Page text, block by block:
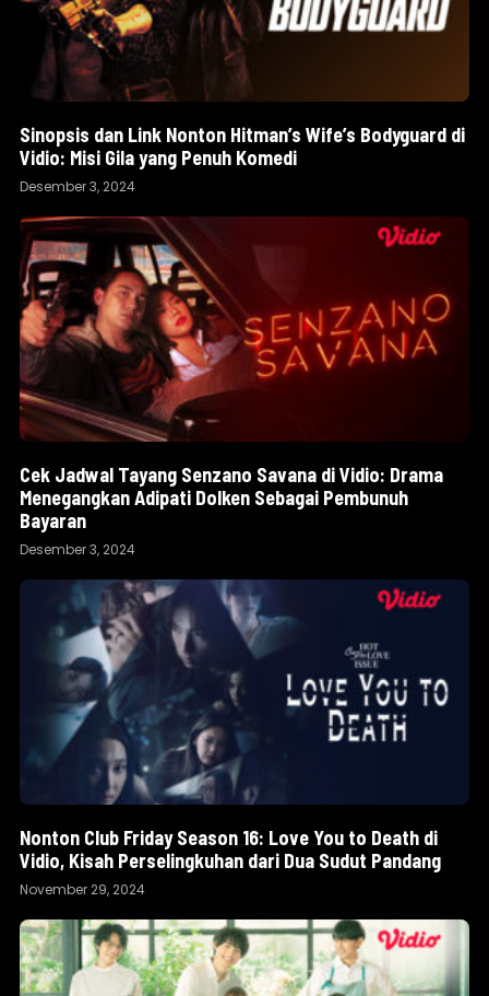
Sinopsis dan Link Nonton Hitman’s Wife’s Bodyguard di
Vidio: Misi Gila yang Penuh Komedi
Desember 3, 2024
Cek Jadwal Tayang Senzano Savana di Vidio: Drama
Menegangkan Adipati Dolken Sebagai Pembunuh
Bayaran
Desember 3, 2024
Nonton Club Friday Season 16: Love You to Death di
Vidio, Kisah Perselingkuhan dari Dua Sudut Pandang
November 29, 2024